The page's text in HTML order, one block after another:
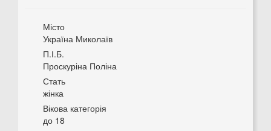
Місто
Україна Миколаїв
П.І.Б.
Проскуріна Поліна
Стать
жінка
Вікова категорія
до 18